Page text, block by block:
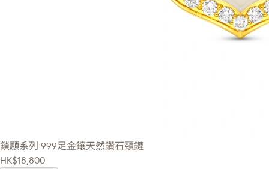
鎖願系列 999足金鑲天然鑽石頸鏈
HK$18,800